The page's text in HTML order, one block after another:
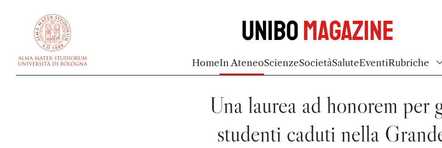
UniboMagazine
HomeIn AteneoScienzeSocietàSaluteEventiRubriche
Una laurea ad honorem per
studenti caduti nella